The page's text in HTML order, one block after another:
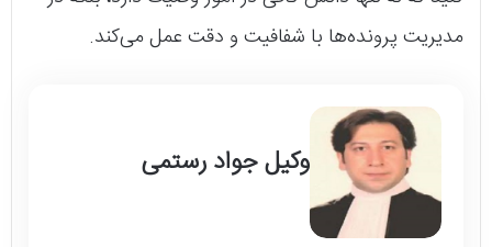
مدیریت پرونده‌ها با شفافیت و دقت عمل می‌کند.
وکیل جواد رستمی